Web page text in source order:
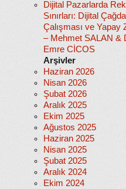
Dijital Pazarlarda
Sınırları: Dijital
Çalışması ve
– Mehmet SALAN &
Emre CİCOS
Arşivler
Haziran 2026
Nisan 2026
Şubat 2026
Aralık 2025
Ekim 2025
Ağustos 2025
Haziran 2025
Nisan 2025
Şubat 2025
Aralık 2024
Ekim 2024